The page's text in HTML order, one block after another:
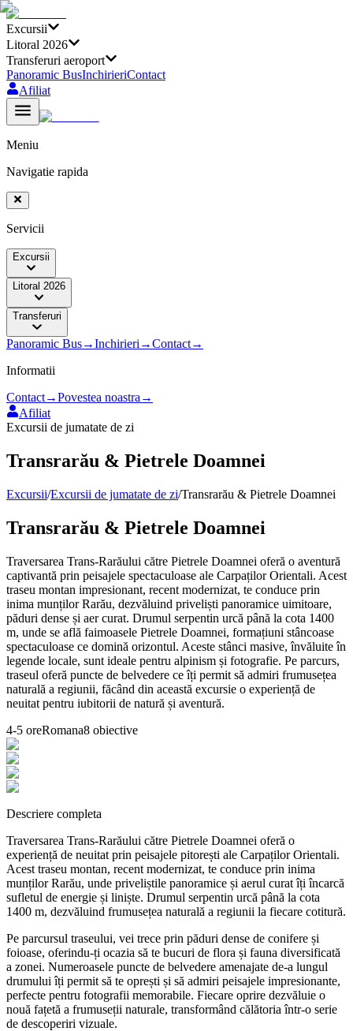
Excursii
Litoral 2026
Transferuri aeroport
Panoramic BusInchirieriContact
Afiliat
Meniu
Navigatie rapida
Servicii
Excursii
Litoral 2026
Transferuri
Panoramic Bus→Inchirieri →Contact→
Informatii
Contact→Povestea noastra →
Afiliat
Excursii de jumatate de zi
Transrarău & Pietrele Doamnei
Excursii/Excursii de jumatate de zi/Transrarău & Pietrele Doamnei
Transrarău & Pietrele Doamnei
Traversarea Trans-Rarăului către Pietrele Doamnei oferă o aventură
captivantă prin peisajele spectaculoase ale Carpaților Orientali. Acest
traseu montan impresionant, recent modernizat, te conduce prin
inima munților Rarău, dezvăluind priveliști panoramice uimitoare,
păduri dense și aer curat. Drumul serpentin urcă până la cota 1400
m, unde se află faimoasele Pietrele Doamnei, formațiuni stâncoase
spectaculoase ce domină orizontul. Aceste stânci masive, învăluite în
legende locale, sunt ideale pentru alpinism și fotografie. Pe parcurs,
traseul oferă puncte de belvedere ce îți permit să admiri frumusețea
naturală a regiunii, făcând din această excursie o experiență de
neuitat pentru iubitorii de natură și aventură.
4-5 oreRomana8 obiective
Descriere completa
Traversarea Trans-Rarăului către Pietrele Doamnei oferă o
experiență de neuitat prin peisajele pitorești ale Carpaților Orientali.
Acest traseu montan, recent modernizat, te conduce prin inima
munților Rarău, unde priveliștile panoramice și aerul curat îți încarcă
sufletul de energie și liniște. Drumul serpentin urcă până la cota
1400 m, dezvăluind frumusețea naturală a regiunii la fiecare cotitură.
Pe parcursul traseului, vei trece prin păduri dense de conifere și
foioase, oferindu-ți ocazia să te bucuri de flora și fauna diversificată
a zonei. Numeroasele puncte de belvedere amenajate de-a lungul
drumului îți permit să te oprești și să admiri peisajele impresionante,
perfecte pentru fotografii memorabile. Fiecare oprire dezvăluie o
nouă fațetă a frumuseții naturale, transformând călătoria într-o serie
de descoperiri vizuale.